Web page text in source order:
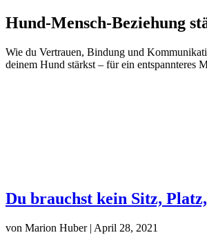
Hund-Mensch-Beziehung
Wie du Vertrauen, Bindung und
deinem Hund stärkst – für ein entspannteres
Du brauchst kein Sitz,
von Marion Huber | April 28, 2021